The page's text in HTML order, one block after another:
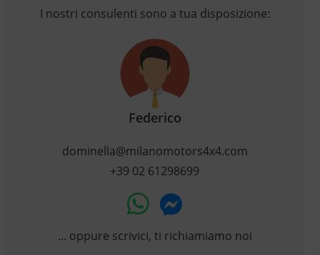
I nostri consulenti sono a tua disposizione:
Federico
dominella@milanomotors4x4.com
+39 02 61298699
... oppure scrivici, ti richiamiamo noi